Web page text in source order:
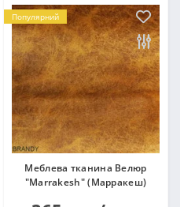
Популярний
Меблева тканина Велюр
"Marrakesh" (Марракеш)